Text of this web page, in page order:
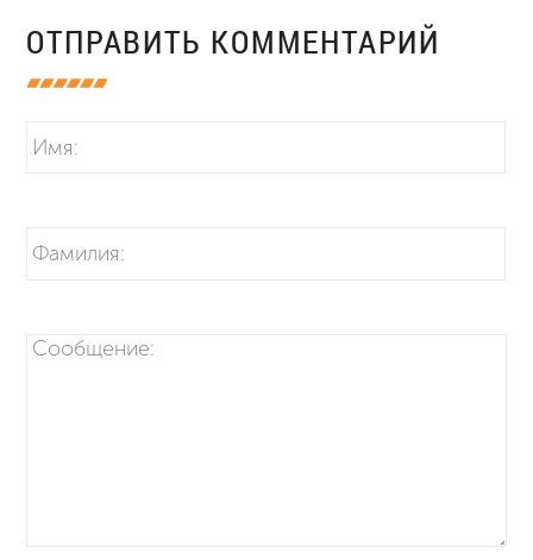
ОТПРАВИТЬ КОММЕНТАРИЙ